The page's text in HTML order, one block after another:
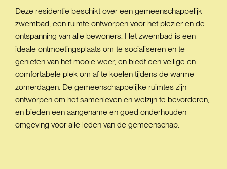
Deze residentie beschikt over een gemeenschappelijk
zwembad, een ruimte ontworpen voor het plezier en de
ontspanning van alle bewoners. Het zwembad is een
ideale ontmoetingsplaats om te socialiseren en te
genieten van het mooie weer, en biedt een veilige en
comfortabele plek om af te koelen tijdens de warme
zomerdagen. De gemeenschappelijke ruimtes zijn
ontworpen om het samenleven en welzijn te bevorderen,
en bieden een aangename en goed onderhouden
omgeving voor alle leden van de gemeenschap.